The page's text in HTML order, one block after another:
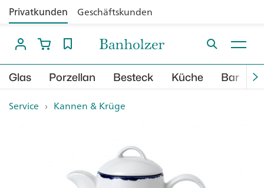
Privatkunden Geschäftskunden
Glas Porzellan Besteck Küche Bar
Service › Kannen & Krüge